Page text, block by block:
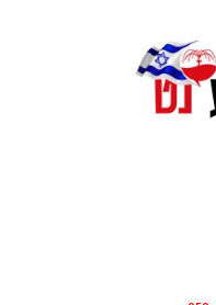
קמה מצטרפת
התעשייה ברהט על
לוחמי המשמר
מחתרתי ופיראטי
ללא כל היתר,
כסף גדולים